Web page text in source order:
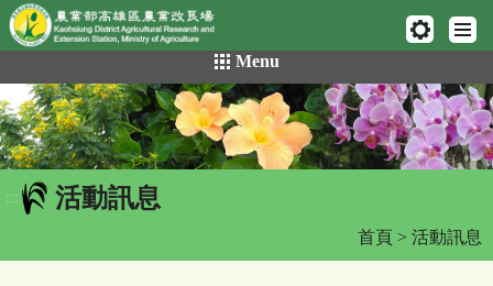
網頁置頂
到
主
要
內
容
區
Menu
::: 活動訊息
首頁 > 活動訊息